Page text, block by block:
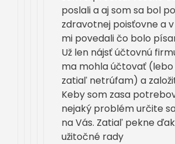
poslali a aj som sa bol
zdravotnej poisťovne a
mi povedali čo bolo
Už len nájsť účtovnú
ma mohla účtovať (lebo
zatiaľ netrúfam) a
Keby som zasa
nejaký problém určite
na Vás. Zatiaľ pekne
užitočné rady